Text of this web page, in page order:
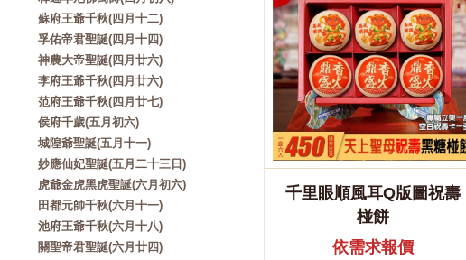
蘇府王爺千秋(四月十二)
孚佑帝君聖誕(四月十四)
神農大帝聖誕(四月廿六)
李府王爺千秋(四月廿六)
范府王爺千秋(四月廿七)
侯府千歲(五月初六)
城隍爺聖誕(五月十一)
妙應仙妃聖誕(五月二十三日)
虎爺金虎黑虎聖誕(六月初六)
田都元帥千秋(六月十一)
池府王爺千秋(六月十八)
關聖帝君聖誕(六月廿四)
千里眼順風耳Q版圖祝壽
椪餅
依需求報價